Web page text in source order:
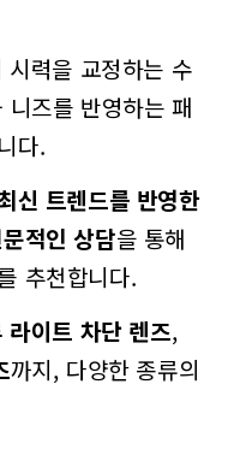
력을 교정하는 수
즈를 반영하는 패
다.
신 트렌드를 반영한
적인 상담을 통해
추천합니다.
라이트 차단 렌즈,
까지, 다양한 종류의